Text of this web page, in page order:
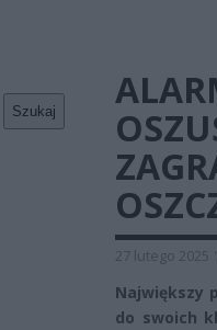
Szukaj
27 lutego 2025
Największy
do swoich